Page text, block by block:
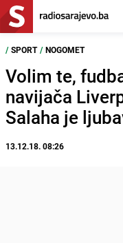
/ SPORT / NOGOMET
Volim te,
navijača
Salaha je
13.12.18. 08:26